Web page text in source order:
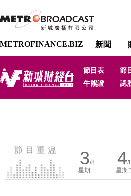
METROFINANCE.BIZ 新聞
節目表 節
牛熊證
認
3/8
星期一
4/8
星期